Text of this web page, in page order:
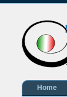
Home